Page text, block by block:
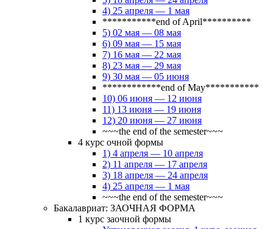
4) 25 апреля — 1 мая
***********end of April**********
5) 02 мая — 08 мая
6) 09 мая — 15 мая
7) 16 мая — 22 мая
8) 23 мая — 29 мая
9) 30 мая — 05 июня
************end of May***********
10) 06 июня — 12 июня
11) 13 июня — 19 июня
12) 20 июня — 27 июня
~~~the end of the semester~~~
4 курс очной формы
1) 4 апреля — 10 апреля
2) 11 апреля — 17 апреля
3) 18 апреля — 24 апреля
4) 25 апреля — 1 мая
~~~the end of the semester~~~
Бакалавриат: ЗАОЧНАЯ ФОРМА
1 курс заочной формы